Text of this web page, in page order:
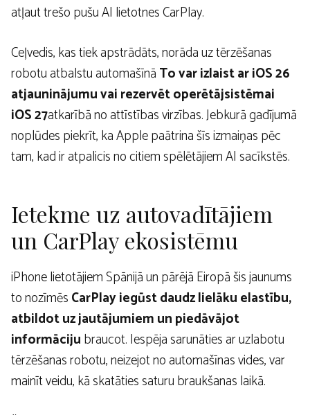
atļaut trešo pušu AI lietotnes CarPlay.
Ceļvedis, kas tiek apstrādāts, norāda uz tērzēšanas
robotu atbalstu automašīnāTo var izlaist ar iOS 26
atjauninājumu vai rezervēt operētājsistēmai
iOS 27atkarībā no attīstības virzības. Jebkurā gadījumā
noplūdes piekrīt, ka Apple paātrina šīs izmaiņas pēc
tam, kad ir atpalicis no citiem spēlētājiem AI sacīkstēs.
Ietekme uz autovadītājiem
un CarPlay ekosistēmu
iPhone lietotājiem Spānijā un pārējā Eiropā šis jaunums
to nozīmēsCarPlay iegūst daudz lielāku elastību,
atbildot uz jautājumiem un piedāvājot
informācijubraucot. Iespēja sarunāties ar uzlabotu
tērzēšanas robotu, neizejot no automašīnas vides, var
mainīt veidu, kā skatāties saturu braukšanas laikā.